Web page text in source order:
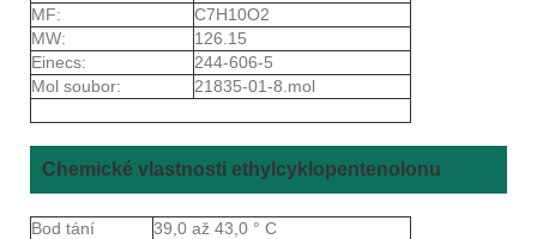
MF:
C7H10O2
MW:
126.15
Einecs:
244-606-5
Mol soubor:
21835-01-8.mol
Chemické vlastnosti ethylcyklopentenolonu
Bod tání
39,0 až 43,0 ° C